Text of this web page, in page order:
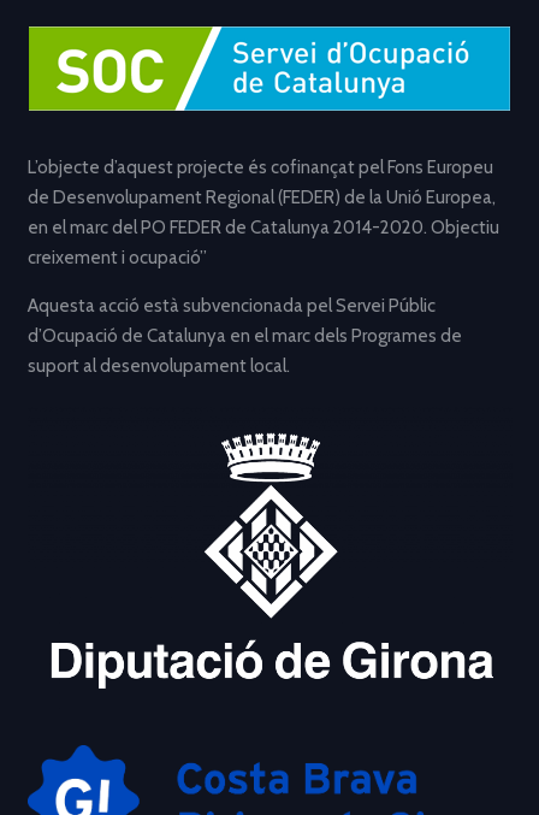
L’objecte d’aquest projecte és cofinançat pel Fons Europeu
de Desenvolupament Regional (FEDER) de la Unió Europea,
en el marc del PO FEDER de Catalunya 2014-2020. Objectiu
creixement i ocupació”
Aquesta acció està subvencionada pel Servei Públic
d’Ocupació de Catalunya en el marc dels Programes de
suport al desenvolupament local.